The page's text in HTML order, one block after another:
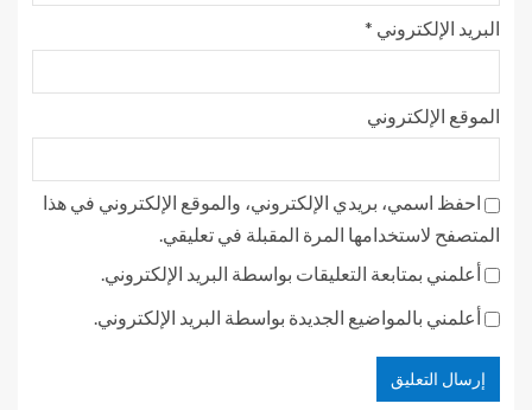
البريد الإلكتروني *
الموقع الإلكتروني
احفظ اسمي، بريدي الإلكتروني، والموقع الإلكتروني في هذا
المتصفح لاستخدامها المرة المقبلة في تعليقي.
أعلمني بمتابعة التعليقات بواسطة البريد الإلكتروني.
أعلمني بالمواضيع الجديدة بواسطة البريد الإلكتروني.